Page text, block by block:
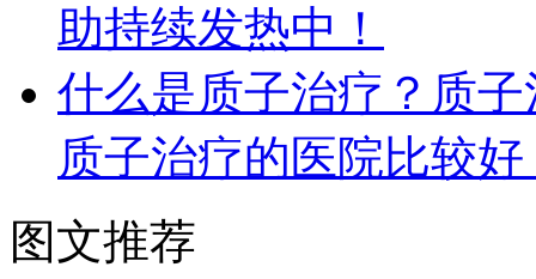
助持续发热中！
什么是质子治疗？质
质子治疗的医院比较好
图文推荐